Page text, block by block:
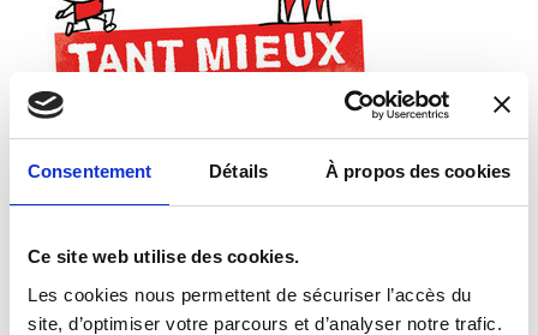
Consentement Détails À propos des cookies
Ce site web utilise des cookies.
Les cookies nous permettent de sécuriser l’accès du
site, d’optimiser votre parcours et d’analyser notre trafic.
CONCEPTEUR•TRICE•S
TANT MIEUX PROD
Une société de production française de courts-métrages
de créer des contenus exigeants, à hauteur d’enfants.
LIRE PLUS